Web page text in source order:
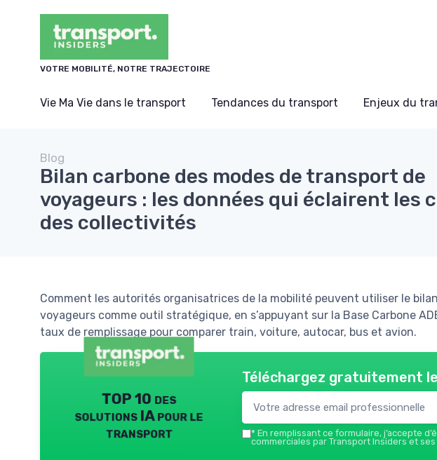
VOTRE MOBILITÉ, NOTRE TRAJECTOIRE
Vie Ma Vie dans le transport Tendances du transport Enjeux du
Blog
Bilan carbone des modes de transport de
voyageurs : les données qui éclairent les
des collectivités
Comment les autorités organisatrices de la mobilité peuvent utiliser le
voyageurs comme outil stratégique, en s’appuyant sur la Base Carbone
taux de remplissage pour comparer train, voiture, autocar, bus et avion.
TOP 10 des
solutions IA pour le
transport
Téléchargez gratuitement
* En remplissant ce formulaire, j’accepte
commerciales par Transport Insiders et